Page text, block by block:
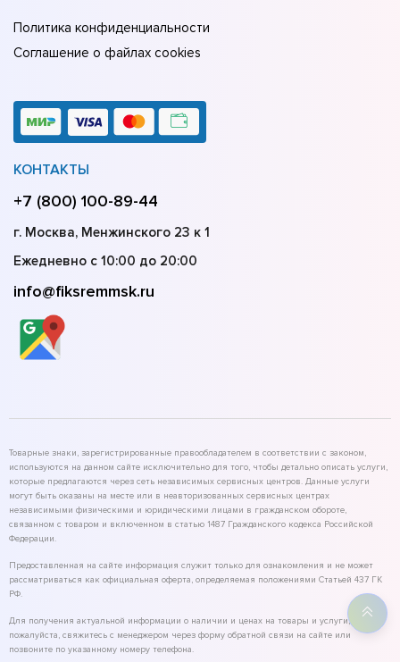
Политика конфиденциальности
Соглашение о файлах cookies
КОНТАКТЫ
+7 (800) 100-89-44
г. Москва, Менжинского 23 к 1
Ежедневно с 10:00 до 20:00
info@fiksremmsk.ru
Товарные знаки, зарегистрированные правообладателем в соответствии с законом,
используются на данном сайте исключительно для того, чтобы детально описать услуги,
которые предлагаются через сеть независимых сервисных центров. Данные услуги
могут быть оказаны на месте или в неавторизованных сервисных центрах
независимыми физическими и юридическими лицами в гражданском обороте,
связанном с товаром и включенном в статью 1487 Гражданского кодекса Российской
Федерации.
Предоставленная на сайте информация служит только для ознакомления и не может
рассматриваться как официальная оферта, определяемая положениями Статьей 437 ГК
РФ.
Для получения актуальной информации о наличии и ценах на товары и услуги,
пожалуйста, свяжитесь с менеджером через форму обратной связи на сайте или
позвоните по указанному номеру телефона.